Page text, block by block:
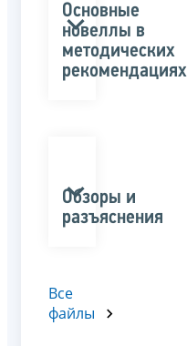
Основные
новеллы в
методических
рекомендациях
Обзоры и
разъяснения
Все
файлы